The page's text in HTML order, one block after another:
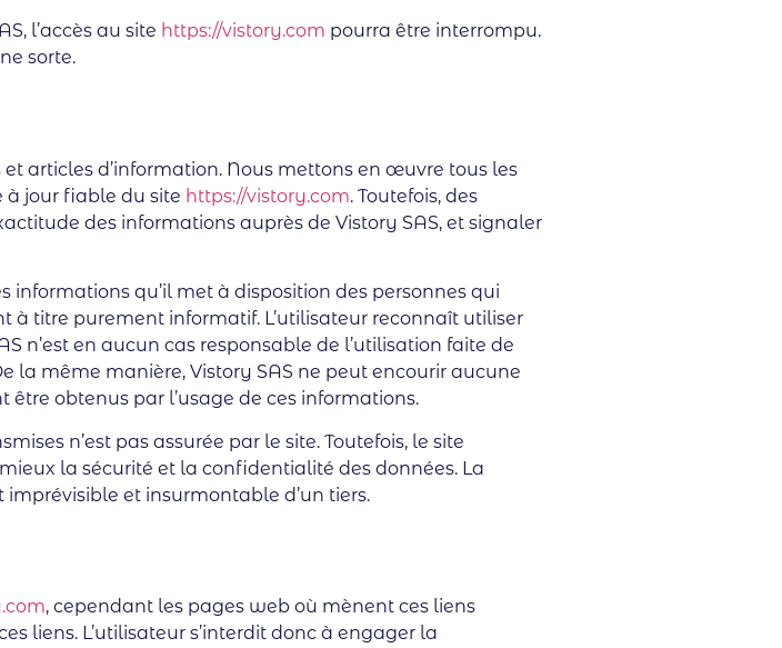
l’accès au site https://vistory.com pourra être interrompu.
sorte.
articles d’information. Nous mettons en œuvre tous les
à jour fiable du site https://vistory.com. Toutefois, des
des informations auprès de Vistory SAS, et signaler
informations qu’il met à disposition des personnes qui
à titre purement informatif. L’utilisateur reconnaît utiliser
n’est en aucun cas responsable de l’utilisation faite de
la même manière, Vistory SAS ne peut encourir aucune
être obtenus par l’usage de ces informations.
n’est pas assurée par le site. Toutefois, le site
la sécurité et la confidentialité des données. La
et insurmontable d’un tiers.
, cependant les pages web où mènent ces liens
liens. L’utilisateur s’interdit donc à engager la